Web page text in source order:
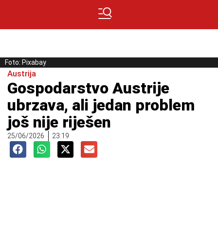
Foto: Pixabay
Austrija
Gospodarstvo Austrije
ubrzava, ali jedan problem
još nije riješen
25/06/2026 23:19